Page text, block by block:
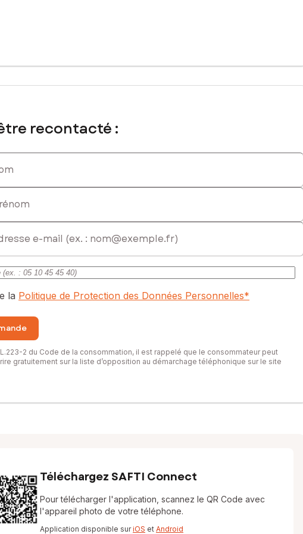
recontacté :
la Politique de Protection des Données Personnelles*
2 du Code de la consommation, il est rappelé que le consommateur peut
gratuitement sur la liste d’opposition au démarchage téléphonique sur le site
Téléchargez SAFTI Connect
Pour télécharger l'application, scannez le QR Code avec
l'appareil photo de votre téléphone.
Application disponible suriOS et Android